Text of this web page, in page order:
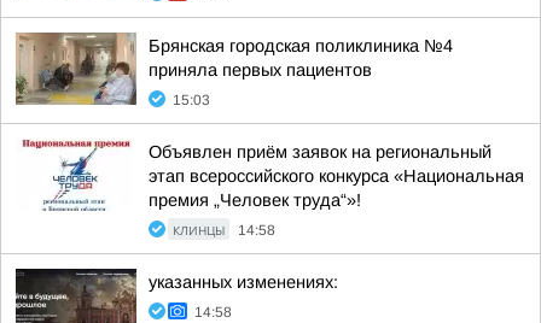
Брянская городская поликлиника №4
приняла первых пациентов
15:03
Объявлен приём заявок на региональный
этап всероссийского конкурса «Национальная
премия „Человек труда“»!
КЛИНЦЫ 14:58
указанных изменениях:
14:58